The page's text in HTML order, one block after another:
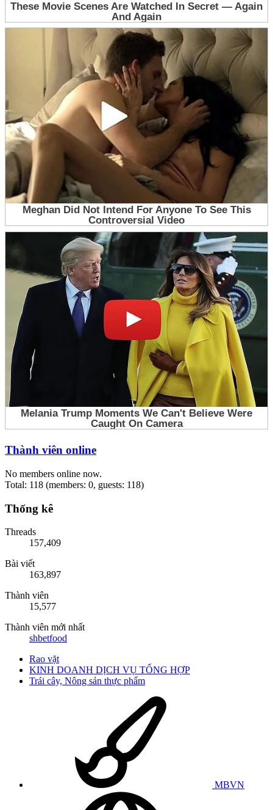
Thành viên online
No members online now.
Total: 118 (members: 0, guests: 118)
Thống kê
Threads
157,409
Bài viết
163,897
Thành viên
15,577
Thành viên mới nhất
shbetfood
Rao vặt
KINH DOANH DỊCH VỤ TỔNG HỢP
Trái cây, Nông sản thực phẩm
MBVN